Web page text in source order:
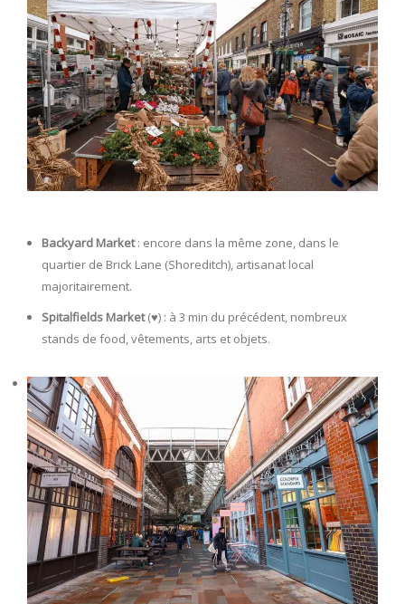
Backyard Market: encore dans la même zone, dans le
quartier de Brick Lane (Shoreditch), artisanat local
majoritairement.
Spitalfields Market(♥️) : à 3 min du précédent, nombreux
stands de food, vêtements, arts et objets.